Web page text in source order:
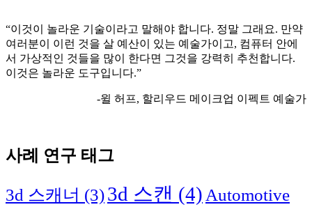
“이것이 놀라운 기술이라고 말해야 합니다. 정말 그래요. 만약
여러분이 이런 것을 살 예산이 있는 예술가이고, 컴퓨터 안에
서 가상적인 것들을 많이 한다면 그것을 강력히 추천합니다.
이것은 놀라운 도구입니다.”
-윌 허프, 할리우드 메이크업 이펙트 예술가
사례 연구 태그
3d 스캐너 (3)3d 스캔 (4) Automotive